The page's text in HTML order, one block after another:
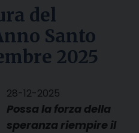
del
Santo
2025
28-12-2025
Possa la forza della
speranza riempire il